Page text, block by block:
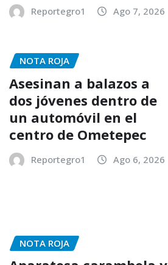
Reportegro1 Ago 7, 2026
NOTA ROJA
Asesinan a balazos a
dos jóvenes dentro de
un automóvil en el
centro de Ometepec
Reportegro1 Ago 6, 2026
NOTA ROJA